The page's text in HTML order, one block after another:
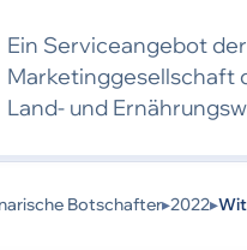
Ein Serviceangebot der
Marketing­gesell­schaft
Land- und
Botschafter 2022:Dieses
Bewerbung und Bewertung
Botschafter▸2022▸